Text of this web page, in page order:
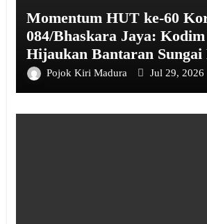
Momentum HUT ke-60
084/Bhaskara Jaya:
Hijaukan Bantaran Sungai
Pojok Kiri Madura Jul 29, 2026